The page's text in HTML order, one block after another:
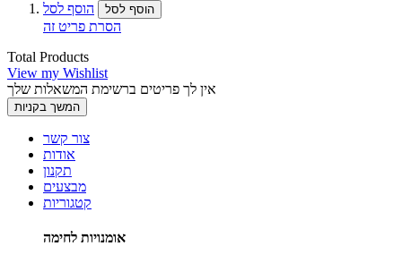
הוסף לסל הוסף לסל
הסרת פריט זה
Total Products
View my Wishlist
אין לך פריטים ברשימת המשאלות שלך
המשך בקניות
צור קשר
אודות
תקנון
מבצעים
קטגוריות
אומנויות לחימה